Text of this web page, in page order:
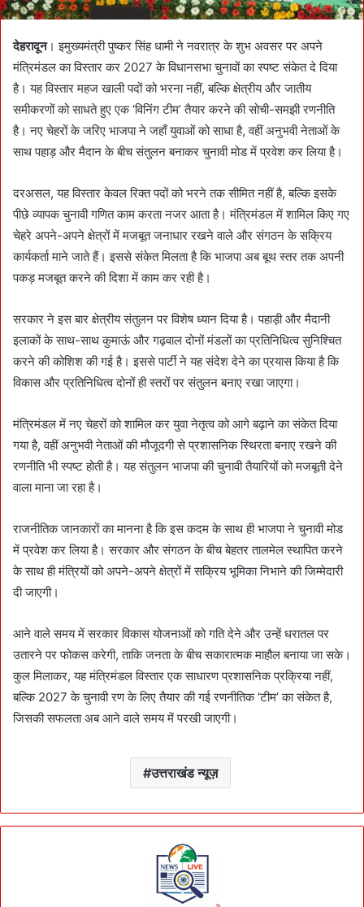
देहरादून। इमुख्यमंत्री पुष्कर सिंह धामी ने नवरात्र के शुभ अवसर पर अपने
मंत्रिमंडल का विस्तार कर 2027 के विधानसभा चुनावों का स्पष्ट संकेत दे दिया
है। यह विस्तार महज खाली पदों को भरना नहीं, बल्कि क्षेत्रीय और जातीय
समीकरणों को साधते हुए एक ‘विनिंग टीम’ तैयार करने की सोची-समझी रणनीति
है। नए चेहरों के जरिए भाजपा ने जहाँ युवाओं को साधा है, वहीं अनुभवी नेताओं के
साथ पहाड़ और मैदान के बीच संतुलन बनाकर चुनावी मोड में प्रवेश कर लिया है।
दरअसल, यह विस्तार केवल रिक्त पदों को भरने तक सीमित नहीं है, बल्कि इसके
पीछे व्यापक चुनावी गणित काम करता नजर आता है। मंत्रिमंडल में शामिल किए गए
चेहरे अपने-अपने क्षेत्रों में मजबूत जनाधार रखने वाले और संगठन के सक्रिय
कार्यकर्ता माने जाते हैं। इससे संकेत मिलता है कि भाजपा अब बूथ स्तर तक अपनी
पकड़ मजबूत करने की दिशा में काम कर रही है।
सरकार ने इस बार क्षेत्रीय संतुलन पर विशेष ध्यान दिया है। पहाड़ी और मैदानी
इलाकों के साथ-साथ कुमाऊं और गढ़वाल दोनों मंडलों का प्रतिनिधित्व सुनिश्चित
करने की कोशिश की गई है। इससे पार्टी ने यह संदेश देने का प्रयास किया है कि
विकास और प्रतिनिधित्व दोनों ही स्तरों पर संतुलन बनाए रखा जाएगा।
मंत्रिमंडल में नए चेहरों को शामिल कर युवा नेतृत्व को आगे बढ़ाने का संकेत दिया
गया है, वहीं अनुभवी नेताओं की मौजूदगी से प्रशासनिक स्थिरता बनाए रखने की
रणनीति भी स्पष्ट होती है। यह संतुलन भाजपा की चुनावी तैयारियों को मजबूती देने
वाला माना जा रहा है।
राजनीतिक जानकारों का मानना है कि इस कदम के साथ ही भाजपा ने चुनावी मोड
में प्रवेश कर लिया है। सरकार और संगठन के बीच बेहतर तालमेल स्थापित करने
के साथ ही मंत्रियों को अपने-अपने क्षेत्रों में सक्रिय भूमिका निभाने की जिम्मेदारी
दी जाएगी।
आने वाले समय में सरकार विकास योजनाओं को गति देने और उन्हें धरातल पर
उतारने पर फोकस करेगी, ताकि जनता के बीच सकारात्मक माहौल बनाया जा सके।
कुल मिलाकर, यह मंत्रिमंडल विस्तार एक साधारण प्रशासनिक प्रक्रिया नहीं,
बल्कि 2027 के चुनावी रण के लिए तैयार की गई रणनीतिक ‘टीम’ का संकेत है,
जिसकी सफलता अब आने वाले समय में परखी जाएगी।
उत्तराखंड न्यूज़